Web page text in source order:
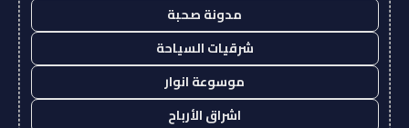
مدونة صحبة
شرقيات السياحة
موسوعة انوار
اشراق الأرباح